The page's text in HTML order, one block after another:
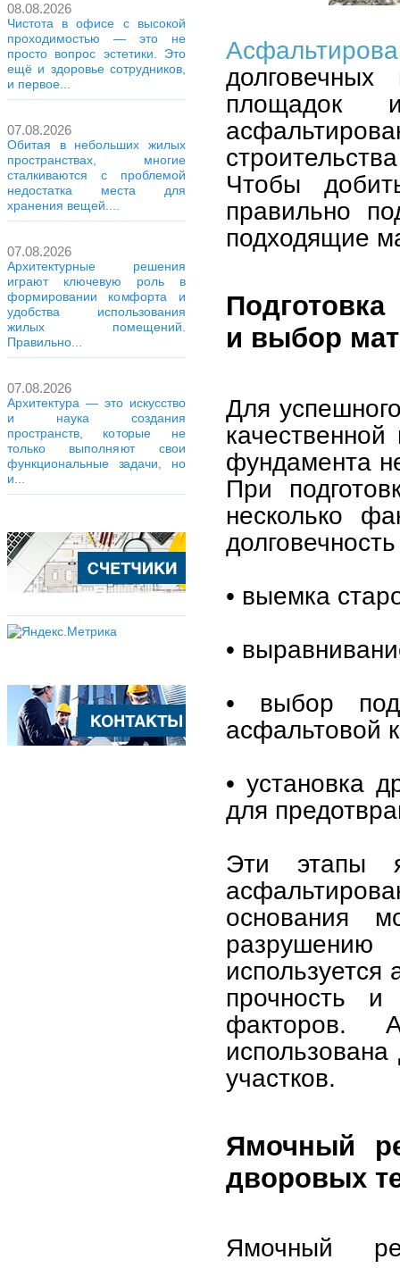
08.08.2026
Чистота в офисе с высокой
проходимостью — это не
просто вопрос эстетики. Это
ещё и здоровье сотрудников,
и первое...
07.08.2026
Обитая в небольших жилых
пространствах, многие
сталкиваются с проблемой
недостатка места для
хранения вещей....
07.08.2026
Архитектурные решения
играют ключевую роль в
формировании комфорта и
удобства использования
жилых помещений.
Правильно...
07.08.2026
Архитектура — это искусство
и наука создания
пространств, которые не
только выполняют свои
функциональные задачи, но
и...
площадок
Чтобы
правильно
подходящие
и выбор
Для
фундамента
При
несколько
• выемка
•
• выбор
асфальтовой
• установка
для
Эти этапы
основания
используется
прочность и
факторов.
участков.
Ямочный
дворовых
Ямочный